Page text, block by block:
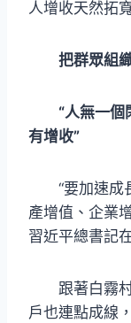
人增收天然拓
把群眾組
“人無一
有增收”
“要加速成
產增值、企業
習近平總書記
跟著白霧
戶也連點成線